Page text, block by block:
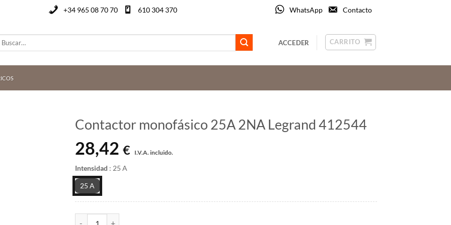
+34 965 08 70 70 610 304 370 WhatsApp Contacto
ACCEDER CARRITO
Contactor monofásico 25A 2NA Legrand 412544
28,42 € I.V.A. incluido.
Intensidad : 25 A
25 A